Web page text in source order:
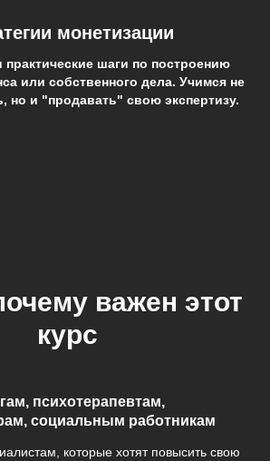
монетизации
практические шаги по построению
или собственного дела. Учимся не
но и "продавать" свою экспертизу.
важен этот
курс
психотерапевтам,
социальным работникам
которые хотят повысить свою